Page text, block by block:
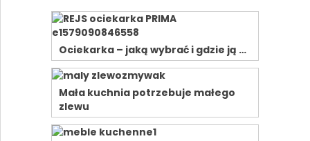
Ociekarka – jaką wybrać i gdzie ją …
Mała kuchnia potrzebuje małego
zlewu